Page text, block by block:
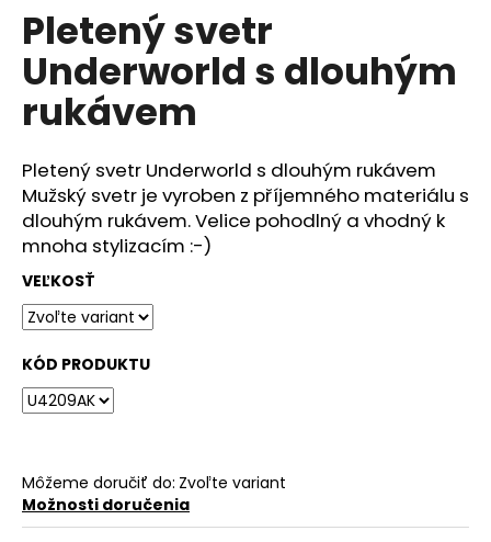
produktu
je
0,0
z
5
hviezdičiek.
Pletený svetr
Underworld s dlouhým
rukávem
Pletený svetr Underworld s dlouhým rukávem
Mužský svetr je vyroben z příjemného materiálu s
dlouhým rukávem. Velice pohodlný a vhodný k
mnoha stylizacím :-)
VEĽKOSŤ
KÓD PRODUKTU
Môžeme doručiť do: Zvoľte variant
Možnosti doručenia
a
m
e
TRIČKO
UNDERWORLD
COMPASS
€29